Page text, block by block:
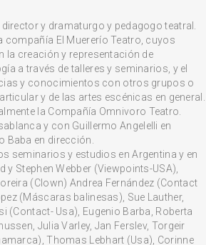
y dramaturgo y pedagogo teatral.
compañía El Muererío Teatro, cuyos
la creación y representación de
a través de talleres y seminarios, y el
y conocimientos con otros grupos o
y de las artes escénicas en general.
la Compañía Omnivoro Teatro.
y con Guillermo Angelelli en
Baba en dirección.
seminarios y estudios en Argentina y en
y Stephen Webber (Viewpoints-USA),
(Clown) Andrea Fernández (Contact
(Máscaras balinesas), Sue Lauther,
(Contact- Usa), Eugenio Barba, Roberta
Julia Varley, Jan Ferslev, Torgeir
Thomas Lebhart (Usa), Corinne